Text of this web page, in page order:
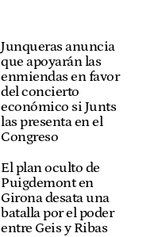
Junqueras anuncia
que apoyarán las
enmiendas en favor
del concierto
económico si Junts
las presenta en el
Congreso
El plan oculto de
Puigdemont en
Girona desata una
batalla por el poder
entre Geis y Ribas